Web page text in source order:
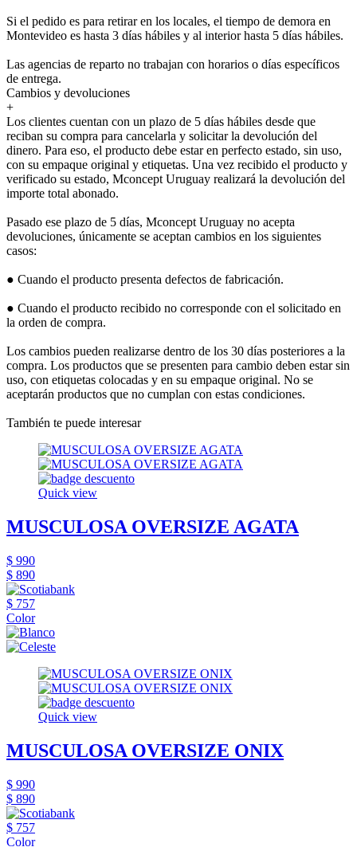
Si el pedido es para retirar en los locales, el tiempo de demora en
Montevideo es hasta 3 días hábiles y al interior hasta 5 días hábiles.
Las agencias de reparto no trabajan con horarios o días específicos
de entrega.
Cambios y devoluciones
+
Los clientes cuentan con un plazo de 5 días hábiles desde que
reciban su compra para cancelarla y solicitar la devolución del
dinero. Para eso, el producto debe estar en perfecto estado, sin uso,
con su empaque original y etiquetas. Una vez recibido el producto y
verificado su estado, Mconcept Uruguay realizará la devolución del
importe total abonado.
Pasado ese plazo de 5 días, Mconcept Uruguay no acepta
devoluciones, únicamente se aceptan cambios en los siguientes
casos:
● Cuando el producto presenta defectos de fabricación.
● Cuando el producto recibido no corresponde con el solicitado en
la orden de compra.
Los cambios pueden realizarse dentro de los 30 días posteriores a la
compra. Los productos que se presenten para cambio deben estar sin
uso, con etiquetas colocadas y en su empaque original. No se
aceptarán productos que no cumplan con estas condiciones.
También te puede interesar
Quick view
MUSCULOSA OVERSIZE AGATA
$ 990
$ 890
$ 757
Color
Quick view
MUSCULOSA OVERSIZE ONIX
$ 990
$ 890
$ 757
Color